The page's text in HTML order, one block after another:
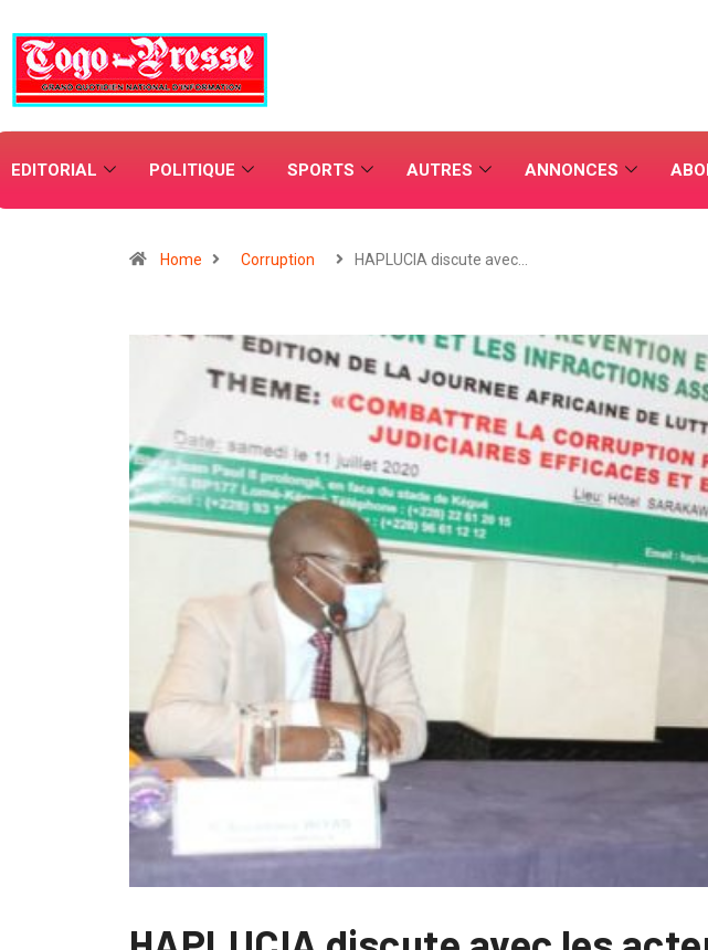
EDITORIAL POLITIQUE SPORTS AUTRES ANNONCES
Home Corruption HAPLUCIA discute avec…